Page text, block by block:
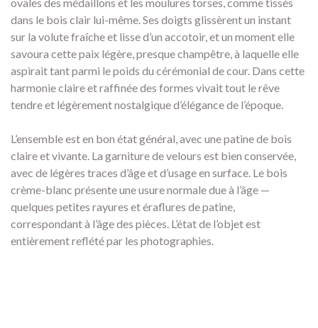
ovales des médaillons et les moulures torses, comme tissés
dans le bois clair lui-même. Ses doigts glissèrent un instant
sur la volute fraîche et lisse d’un accotoir, et un moment elle
savoura cette paix légère, presque champêtre, à laquelle elle
aspirait tant parmi le poids du cérémonial de cour. Dans cette
harmonie claire et raffinée des formes vivait tout le rêve
tendre et légèrement nostalgique d’élégance de l’époque.
L’ensemble est en bon état général, avec une patine de bois
claire et vivante. La garniture de velours est bien conservée,
avec de légères traces d’âge et d’usage en surface. Le bois
crème-blanc présente une usure normale due à l’âge —
quelques petites rayures et éraflures de patine,
correspondant à l’âge des pièces. L’état de l’objet est
entièrement reflété par les photographies.